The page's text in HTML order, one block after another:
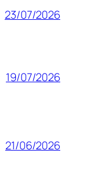
23/07/2026
19/07/2026
21/06/2026